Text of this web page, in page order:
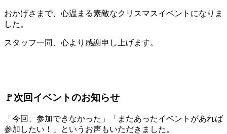
おかげさまで、心温まる素敵なクリスマスイベントになりま
した。
スタッフ一同、心より感謝申し上げます。
🚩次回イベントのお知らせ
「今回、参加できなかった」「またあったイベントがあれば
参加したい！」というお声もいただきました。